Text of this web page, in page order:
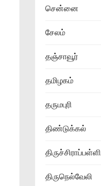
சென்னை
சேலம்
தஞ்சாவூர்
தமிழகம்
தருமபுரி
திண்டுக்கல்
திருச்சிராப்பள்ளி
திருநெல்வேலி